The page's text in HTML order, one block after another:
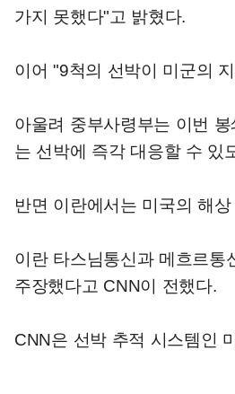
가지 못했다"고 밝혔다.
이어 "9척의 선박이 미군의
아울려 중부사령부는 이번
는 선박에 즉각 대응할 수 있
반면 이란에서는 미국의 해
이란 타스님통신과 메흐르통
주장했다고 CNN이 전했다.
CNN은 선박 추적 시스템인